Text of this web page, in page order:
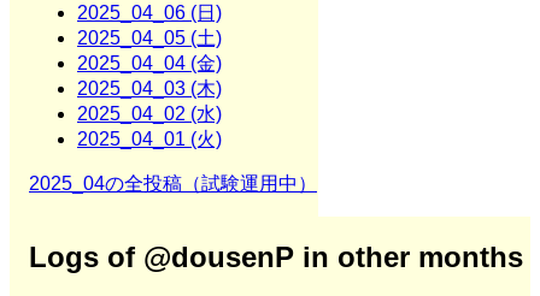
2025_04_06 (日)
2025_04_05 (土)
2025_04_04 (金)
2025_04_03 (木)
2025_04_02 (水)
2025_04_01 (火)
2025_04の全投稿（試験運用中）
Logs of @dousenP in other months